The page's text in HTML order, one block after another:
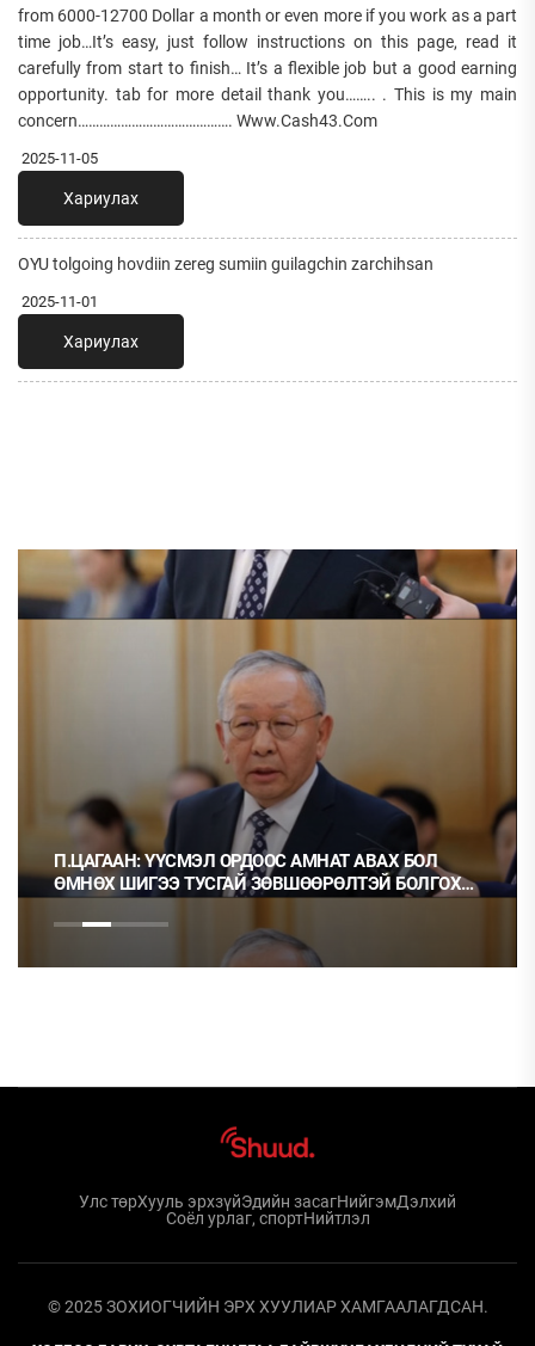
from 6000-12700 Dollar a month or even more if you work as a part
time job…It’s easy, just follow instructions on this page, read it
carefully from start to finish… It’s a flexible job but a good earning
opportunity. tab for more detail thank you…….. . This is my main
concern……………………………………. Www.Cash43.Com
2025-11-05
Хариулах
OYU tolgoing hovdiin zereg sumiin guilagchin zarchihsan
2025-11-01
Хариулах
П.ЦАГААН: ҮҮСМЭЛ ОРДООС АМНАТ АВАХ БОЛ
ӨМНӨХ ШИГЭЭ ТУСГАЙ ЗӨВШӨӨРӨЛТЭЙ БОЛГОХ
Улс төрХууль эрхзүйЭдийн засагНийгэмДэлхий
Соёл урлаг, спортНийтлэл
© 2025 ЗОХИОГЧИЙН ЭРХ ХУУЛИАР ХАМГААЛАГДСАН.